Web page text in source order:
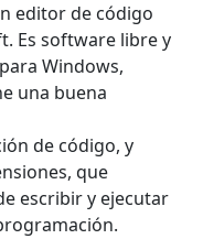
editor de código
Es software libre y
Windows,
una buena
de código, y
que
escribir y ejecutar